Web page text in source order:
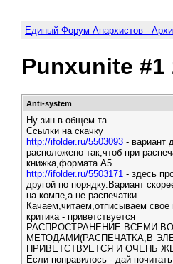
Единый Форум Анархистов -
Punxunite #1
Anti-system
Ну зин в общем та.
Ссылки на скачку
http://ifolder.ru/5503093 - вариант
расположено так,чтоб при
книжка,формата А5
http://ifolder.ru/5503171 - здесь
другой по порядку.Вариант
на компе,а не распечатки
Качаем,читаем,отписываем свое
критика - приветствуется
РАСПРОСТРАНЕНИЕ ВСЕМИ
МЕТОДАМИ(РАСПЕЧАТКА,В
ПРИВЕТСТВУЕТСЯ И ОЧЕНЬ
Если понравилось - дай